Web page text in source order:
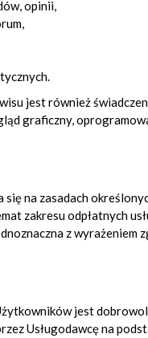
opinii,
jest również
graficzny,
na zasadach
zakresu odpłatnych
z
jest
Usługodawcę na